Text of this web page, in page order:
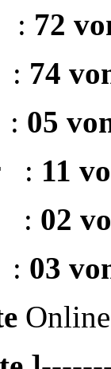
: 72
74
05
: 11
: 02
03
Online